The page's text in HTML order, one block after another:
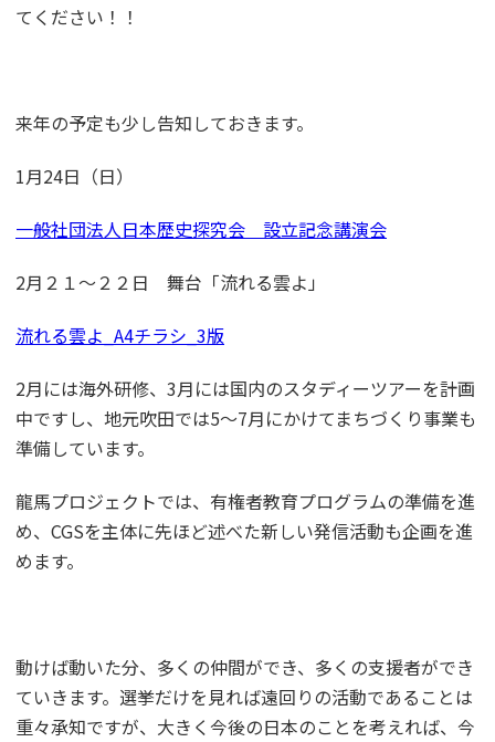
てください！！
来年の予定も少し告知しておきます。
1月24日（日）
一般社団法人日本歴史探究会 設立記念講演会
2月２１～２２日 舞台「流れる雲よ」
流れる雲よ_A4チラシ_3版
2月には海外研修、3月には国内のスタディーツアーを計画
中ですし、地元吹田では5～7月にかけてまちづくり事業も
準備しています。
龍馬プロジェクトでは、有権者教育プログラムの準備を進
め、CGSを主体に先ほど述べた新しい発信活動も企画を進
めます。
動けば動いた分、多くの仲間ができ、多くの支援者ができ
ていきます。選挙だけを見れば遠回りの活動であることは
重々承知ですが、大きく今後の日本のことを考えれば、今